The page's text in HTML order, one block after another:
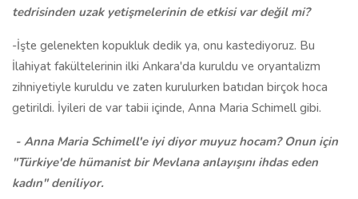
tedrisinden uzak yetişmelerinin de etkisi var değil mi?
-İşte gelenekten kopukluk dedik ya, onu kastediyoruz. Bu
İlahiyat fakültelerinin ilki Ankara'da kuruldu ve oryantalizm
zihniyetiyle kuruldu ve zaten kurulurken batıdan birçok hoca
getirildi. İyileri de var tabii içinde, Anna Maria Schimell gibi.
- Anna Maria Schimell'e iyi diyor muyuz hocam? Onun için
"Türkiye'de hümanist bir Mevlana anlayışını ihdas eden
kadın" deniliyor.